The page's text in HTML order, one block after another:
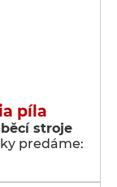
píla
stroje
predáme: